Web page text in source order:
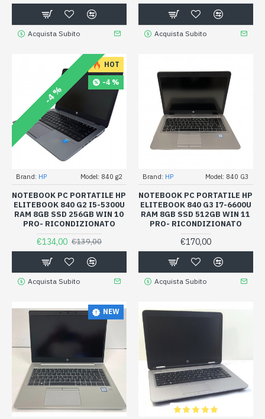
Acquista Subito Acquista Subito
HOT
-4 %
-4 %
Brand: HP Model: 840 g2
NOTEBOOK PC PORTATILE HP
ELITEBOOK 840 G2 I5-5300U
RAM 8GB SSD 256GB WIN 10
PRO- RICONDIZIONATO
€134,00 €139,00
Acquista Subito
Brand: HP Model: 840 G3
NOTEBOOK PC PORTATILE HP
ELITEBOOK 840 G3 I7-6600U
RAM 8GB SSD 512GB WIN 11
PRO- RICONDIZIONATO
€170,00
Acquista Subito
NEW